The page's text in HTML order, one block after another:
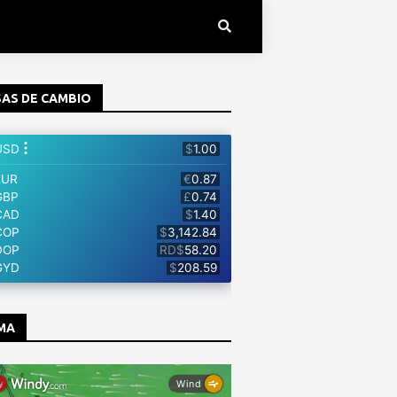
DE CAMBIO